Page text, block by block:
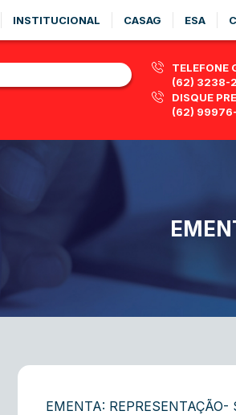
INSTITUCIONAL CASAG ESA
TELEFONE
(62) 3238-
DISQUE
(62)
EMENTA: